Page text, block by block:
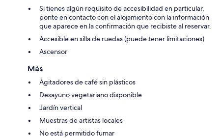
Si tienes algún requisito de accesibilidad en particular,
ponte en contacto con el alojamiento con la información
que aparece en la confirmación que recibiste al reservar.
Accesible en silla de ruedas (puede tener limitaciones)
Ascensor
Más
Agitadores de café sin plásticos
Desayuno vegetariano disponible
Jardín vertical
Muestras de artistas locales
No está permitido fumar